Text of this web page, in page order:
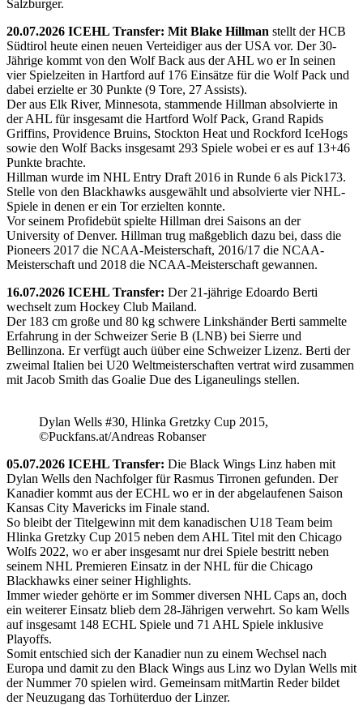
Salzburger.
20.07.2026 ICEHL Transfer: Mit Blake Hillman stellt der HCB
Südtirol heute einen neuen Verteidiger aus der USA vor. Der 30-
Jährige kommt von den Wolf Back aus der AHL wo er In seinen
vier Spielzeiten in Hartford auf 176 Einsätze für die Wolf Pack und
dabei erzielte er 30 Punkte (9 Tore, 27 Assists).
Der aus Elk River, Minnesota, stammende Hillman absolvierte in
der AHL für insgesamt die Hartford Wolf Pack, Grand Rapids
Griffins, Providence Bruins, Stockton Heat und Rockford IceHogs
sowie den Wolf Backs insgesamt 293 Spiele wobei er es auf 13+46
Punkte brachte.
Hillman wurde im NHL Entry Draft 2016 in Runde 6 als Pick173.
Stelle von den Blackhawks ausgewählt und absolvierte vier NHL-
Spiele in denen er ein Tor erzielten konnte.
Vor seinem Profidebüt spielte Hillman drei Saisons an der
University of Denver. Hillman trug maßgeblich dazu bei, dass die
Pioneers 2017 die NCAA-Meisterschaft, 2016/17 die NCAA-
Meisterschaft und 2018 die NCAA-Meisterschaft gewannen.
16.07.2026 ICEHL Transfer: Der 21-jährige Edoardo Berti
wechselt zum Hockey Club Mailand.
Der 183 cm große und 80 kg schwere Linkshänder Berti sammelte
Erfahrung in der Schweizer Serie B (LNB) bei Sierre und
Bellinzona. Er verfügt auch üüber eine Schweizer Lizenz. Berti der
zweimal Italien bei U20 Weltmeisterschaften vertrat wird zusammen
mit Jacob Smith das Goalie Due des Liganeulings stellen.
Dylan Wells #30, Hlinka Gretzky Cup 2015,
©Puckfans.at/Andreas Robanser
05.07.2026 ICEHL Transfer: Die Black Wings Linz haben mit
Dylan Wells den Nachfolger für Rasmus Tirronen gefunden. Der
Kanadier kommt aus der ECHL wo er in der abgelaufenen Saison
Kansas City Mavericks im Finale stand.
So bleibt der Titelgewinn mit dem kanadischen U18 Team beim
Hlinka Gretzky Cup 2015 neben dem AHL Titel mit den Chicago
Wolfs 2022, wo er aber insgesamt nur drei Spiele bestritt neben
seinem NHL Premieren Einsatz in der NHL für die Chicago
Blackhawks einer seiner Highlights.
Immer wieder gehörte er im Sommer diversen NHL Caps an, doch
ein weiterer Einsatz blieb dem 28-Jährigen verwehrt. So kam Wells
auf insgesamt 148 ECHL Spiele und 71 AHL Spiele inklusive
Playoffs.
Somit entschied sich der Kanadier nun zu einem Wechsel nach
Europa und damit zu den Black Wings aus Linz wo Dylan Wells mit
der Nummer 70 spielen wird. Gemeinsam mitMartin Reder bildet
der Neuzugang das Torhüterduo der Linzer.